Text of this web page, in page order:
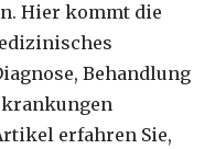
Hier kommt die
Behandlung
erfahren Sie,